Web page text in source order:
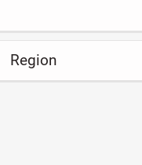
Region